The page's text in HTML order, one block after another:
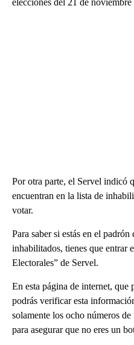
Por otra parte, el Servel indicó
encuentran en la lista de
votar.
Para saber si estás en el
inhabilitados, tienes que entrar
Electorales” de Servel.
En esta página de internet, que
podrás verificar esta
solamente los ocho números
para asegurar que no eres un